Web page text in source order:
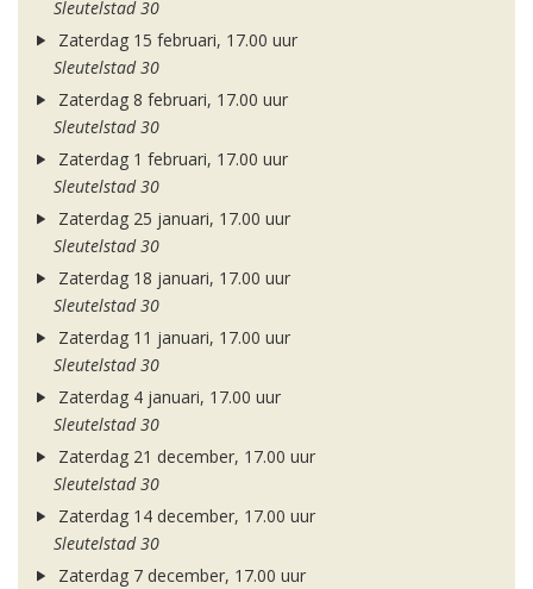
Sleutelstad 30
Zaterdag 15 februari, 17.00 uur
Sleutelstad 30
Zaterdag 8 februari, 17.00 uur
Sleutelstad 30
Zaterdag 1 februari, 17.00 uur
Sleutelstad 30
Zaterdag 25 januari, 17.00 uur
Sleutelstad 30
Zaterdag 18 januari, 17.00 uur
Sleutelstad 30
Zaterdag 11 januari, 17.00 uur
Sleutelstad 30
Zaterdag 4 januari, 17.00 uur
Sleutelstad 30
Zaterdag 21 december, 17.00 uur
Sleutelstad 30
Zaterdag 14 december, 17.00 uur
Sleutelstad 30
Zaterdag 7 december, 17.00 uur